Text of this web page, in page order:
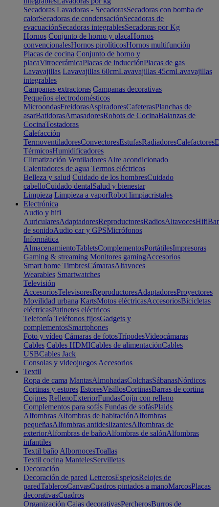
Secadoras Lavadoras - SecadorasSecadoras con bomba de
calorSecadoras de condensaciónSecadoras de
evacuaciónSecadoras integrablesSecadoras por Kg
Hornos Conjunto de horno y placaHornos
convencionalesHornos pirolíticosHornos multifunción
Placas de cocina Conjunto de horno y
placaVitrocerámicaPlacas de inducciónPlacas de gas
Lavavajillas Lavavajillas 60cmLavavajillas 45cmLavavajillas
integrables
Campanas extractoras Campanas decorativas
Pequeños electrodomésticos
MicroondasFreidorasAspiradoresCafeterasPlanchas de
asarBatidorasAmasadoresRobots de CocinaBalanzas de
CocinaTostadoras
Calefacción
TermoventiladoresConvectoresEstufasRadiadoresCalefactores
TérmicosHumidificadores
Climatización Ventiladores Aire acondicionado
Calentadores de agua Termos eléctricos
Belleza y salud Cuidado de los hombresCuidado
cabelloCuidado dentalSalud y bienestar
Limpieza Limpieza a vaporRobot limpiacristales
Electrónica
Audio y hifi
AuricularesAdaptadoresReproductoresRadiosAltavocesHifi
de sonidoAudio car y GPSMicrófonos
Informática
AlmacenamientoTabletsComplementosPortátilesImpresoras
Gaming & streaming Monitores gamingAccesorios
Smart home TimbresCámarasAltavoces
Wearables Smartwatches
Televisión
AccesoriosTelevisoresReproductoresAdaptadoresProyectores
Movilidad urbana KartsMotos eléctricasAccesoriosBicicletas
eléctricasPatinetes eléctricos
Telefonía Teléfonos fijosGadgets y
complementosSmartphones
Foto y vídeo Cámaras de fotosTrípodesVideocámaras
Cables Cables HDMICables de alimentaciónCables
USBCables Jack
Consolas y videojuegos Accesorios
Textil
Ropa de cama MantasAlmohadasColchasSábanasNórdicos
Cortinas y estores EstoresVisillosCortinasBarras de cortina
Cojines RellenoExteriorFundasCojín con relleno
Complementos para sofás Fundas de sofásPlaids
Alfombras Alfombras de habitaciónAlfombras
pequeñasAlfombras antideslizantesAlfombras de
exteriorAlfombras de bañoAlfombras de salónAlfombras
infantiles
Textil baño AlbornocesToallas
Textil cocina MantelesServilletas
Decoración
Decoración de pared LetrerosEspejosRelojes de
paredTablerosCanvasCuadros pintados a manoMarcosPlacas
decorativasCuadros
Organización Cajas decorativasPercherosBurros de